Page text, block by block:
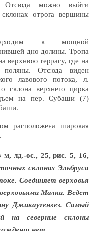
Отсюда можно выйти
отрога вершины
к мощной
дно долины. Тропа
верхнюю террасу, где на
поляны. Отсюда виден
лавового потока, л.
склона верхнего цирка
на пер. Субаши (7)
расположена широкая
м, лд.-ос., 25, рис. 5, 16,
склонах Эльбруса
Соединяет верховья
Малки. Ведет
Джикаугенкез. Самый
на северные склоны
нет.